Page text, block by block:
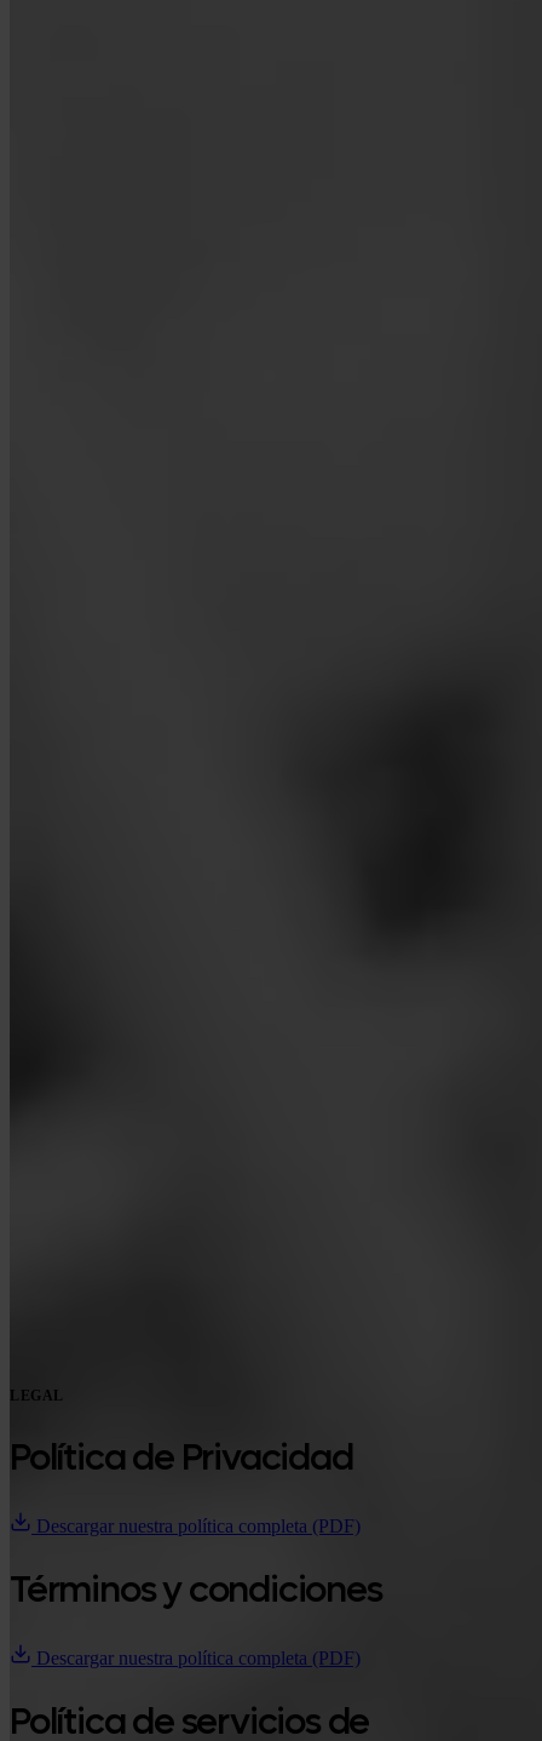
LEGAL
Política de Privacidad
Descargar nuestra política completa (PDF)
Términos y condiciones
Descargar nuestra política completa (PDF)
Política de servicios de